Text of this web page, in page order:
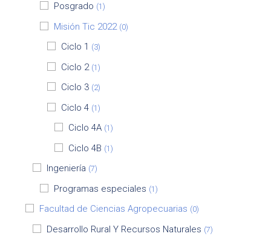
Posgrado (1)
Misión Tic 2022 (0)
Ciclo 1 (3)
Ciclo 2 (1)
Ciclo 3 (2)
Ciclo 4 (1)
Ciclo 4A (1)
Ciclo 4B (1)
Ingeniería (7)
Programas especiales (1)
Facultad de Ciencias Agropecuarias (0)
Desarrollo Rural Y Recursos Naturales (7)